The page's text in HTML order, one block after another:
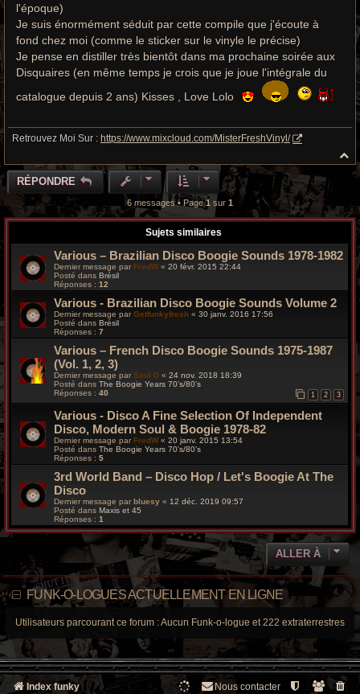
l'époque)
Je suis énormément séduit par cette compile que j'écoute à
fond chez moi (comme le sticker sur le vinyle le précise)
Je pense en distiller très bientôt dans ma prochaine soirée aux
Disquaires (en même temps je crois que je joue l'intégrale du
catalogue depuis 2 ans) Kisses , Love Lolo
Retrouvez Moi Sur : https://www.mixcloud.com/MisterFreshVinyl/
a
u
RÉPONDRE
6 messages • Page1 sur 1
Sujets similaires
Various – Brazilian Disco Boogie Sounds 1978-1982
Dernier message par FredW « 20 févr. 2015 22:44
Posté dans Brésil
Réponses : 12
Various - Brazilian Disco Boogie Sounds Volume 2
Dernier message parGetfunkyfresh « 30 janv. 2016 17:56
Posté dans Brésil
Réponses : 7
Various – French Disco Boogie Sounds 1975-1987
(Vol. 1, 2, 3)
Dernier message par Saul D « 24 nov. 2018 18:39
Posté dans The Boogie Years 70’s/80’s
Réponses : 40 1 2 3
Various - Disco A Fine Selection Of Independent
Disco, Modern Soul & Boogie 1978-82
Dernier message par FredW « 20 janv. 2015 13:54
Posté dans The Boogie Years 70’s/80’s
Réponses : 5
3rd World Band – Disco Hop / Let's Boogie At The
Disco
Dernier message par bluesy « 12 déc. 2019 09:57
Posté dans Maxis et 45
Réponses : 1
ALLER À
FUNK-O-LOGUES ACTUELLEMENT EN LIGNE
Utilisateurs parcourant ce forum : Aucun Funk-o-logue et 222 extraterrestres
Index funky Nous contacter